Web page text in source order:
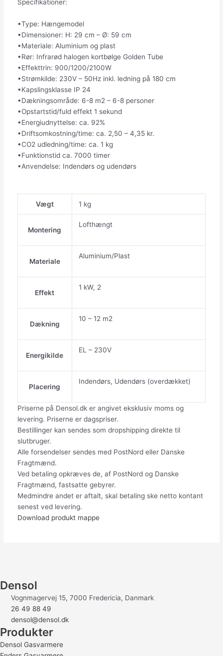
Specifikationer:
•Type: Hængemodel
•Dimensioner: H: 29 cm – Ø: 59 cm
•Materiale: Aluminium og plast
•Rør: Infrarød halogen kortbølge Golden Tube
•Effekttrin: 900/1200/2100W
•Strømkilde: 230V – 50Hz inkl. ledning på 180 cm
•Kapslingsklasse IP 24
•Dækningsområde: 6-8 m2 – 6-8 personer
•Opstartstid/fuld effekt 1 sekund
•Energiudnyttelse: ca. 92%
•Driftsomkostning/time: ca. 2,50 – 4,35 kr.
•CO2 udledning/time: ca. 1 kg
•Funktionstid ca. 7000 timer
•Anvendelse: Indendørs og udendørs
Vægt 1 kg
Montering
Lofthængt
Materiale
Aluminium/Plast
Effekt
1 kW, 2
Dækning
10 – 12 m2
Energikilde
EL – 230V
Placering
Indendørs, Udendørs (overdækket)
Priserne på Densol.dk er angivet eksklusiv moms og
levering. Priserne er dagspriser.
Bestillinger kan sendes som dropshipping direkte til
slutbruger.
Alle forsendelser sendes med PostNord eller Danske
Fragtmænd.
Ved betaling opkræves de, af PostNord og Danske
Fragtmænd, fastsatte gebyrer.
Medmindre andet er aftalt, skal betaling ske netto kontant
senest ved levering.
Download produkt mappe
Densol
Vognmagervej 15, 7000 Fredericia, Danmark
26 49 88 49
densol@densol.dk
Produkter
Densol Gasvarmere